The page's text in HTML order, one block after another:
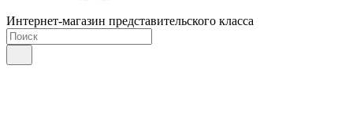
Интернет-магазин представительского класса